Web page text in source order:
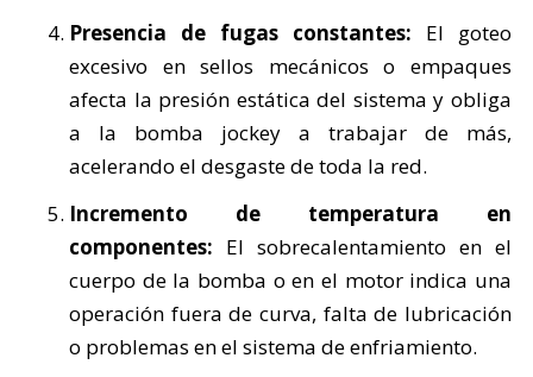
Presencia de fugas constantes: El goteo
excesivo en sellos mecánicos o empaques
afecta la presión estática del sistema y obliga
a la bomba jockey a trabajar de más,
acelerando el desgaste de toda la red.
Incremento de temperatura en
componentes: El sobrecalentamiento en el
cuerpo de la bomba o en el motor indica una
operación fuera de curva, falta de lubricación
o problemas en el sistema de enfriamiento.